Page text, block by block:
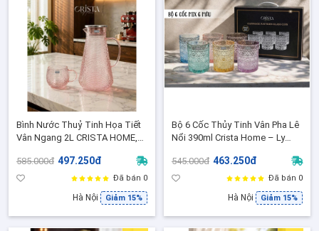
Bình Nước Thuỷ Tinh Họa Tiết
Vân Ngang 2L CRISTA HOME,
Sang Đẹp - 60279
585.000đ 497.250đ
Đã bán 0
Hà Nội Giảm 15%
Bộ 6 Cốc Thủy Tinh Vân Pha Lê
Nổi 390ml Crista Home – Ly
Trọng 60253
545.000đ 463.250đ
Đã bán 0
Hà Nội Giảm 15%